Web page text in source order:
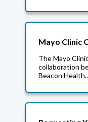
Mayo Clinic
The Mayo
collaboration
Beacon